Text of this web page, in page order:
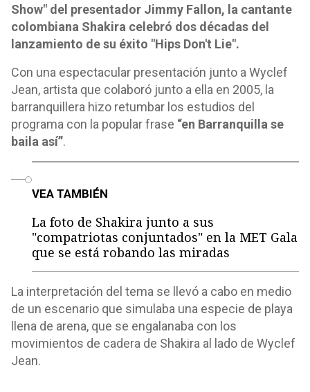
Show" del presentador Jimmy Fallon, la cantante
colombiana Shakira celebró dos décadas del
lanzamiento de su éxito "Hips Don't Lie".
Con una espectacular presentación junto a Wyclef
Jean, artista que colaboró junto a ella en 2005, la
barranquillera hizo retumbar los estudios del
programa con la popular frase “en Barranquilla se
baila así”.
VEA TAMBIÉN
La foto de Shakira junto a sus
"compatriotas conjuntados" en la MET Gala
que se está robando las miradas
La interpretación del tema se llevó a cabo en medio
de un escenario que simulaba una especie de playa
llena de arena, que se engalanaba con los
movimientos de cadera de Shakira al lado de Wyclef
Jean.